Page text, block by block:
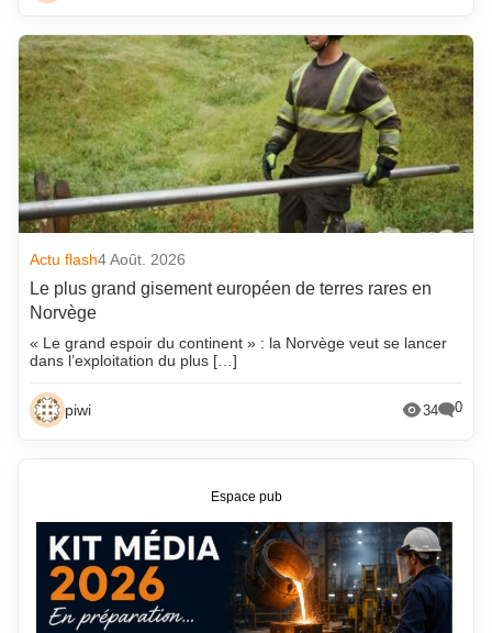
Actu flash4 Août. 2026
Le plus grand gisement européen de terres rares en
Norvège
« Le grand espoir du continent » : la Norvège veut se lancer
dans l’exploitation du plus […]
piwi 34 0
Espace pub